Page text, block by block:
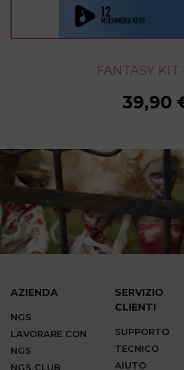
FANTASY KIT
39,90
FANTASY KIT
39,90
FANTASY KIT
39,90
FANTASY KIT
39,90
FANTASY KIT
39,90
FANTASY KIT
39,90
AZIENDA
NGS
LAVORARE CON
NGS
NGS CLUB
SERVIZIO
CLIENTI
SUPPORTO
TECNICO
AIUTO